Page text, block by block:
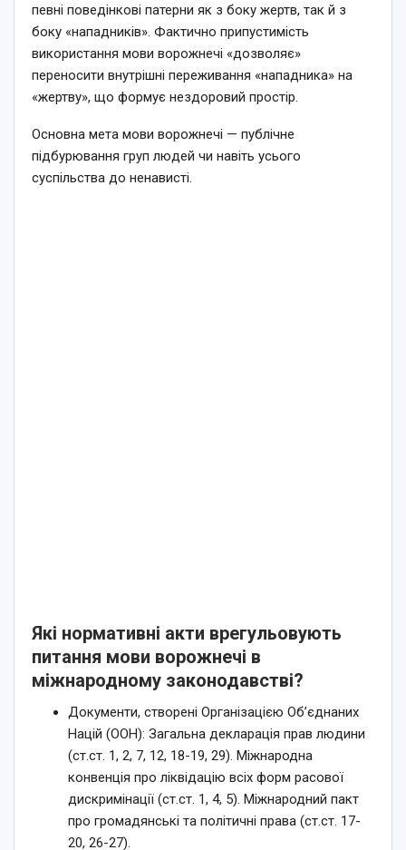
певні поведінкові патерни як з боку жертв, так й з
боку «нападників». Фактично припустимість
використання мови ворожнечі «дозволяє»
переносити внутрішні переживання «нападника» на
«жертву», що формує нездоровий простір.
Основна мета мови ворожнечі — публічне
підбурювання груп людей чи навіть усього
суспільства до ненависті.
Які нормативні акти врегульовують
питання мови ворожнечі в
міжнародному законодавстві?
Документи, створені Організацією Об’єднаних
Націй (ООН): Загальна декларація прав людини
(ст.ст. 1, 2, 7, 12, 18-19, 29). Міжнародна
конвенція про ліквідацію всіх форм расової
дискримінації (ст.ст. 1, 4, 5). Міжнародний пакт
про громадянські та політичні права (ст.ст. 17-
20, 26-27).